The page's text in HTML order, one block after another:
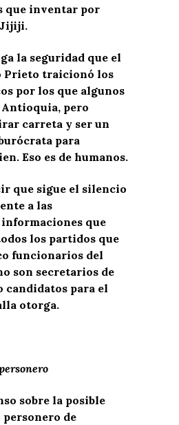
que inventar por
la seguridad que el
Prieto traicionó los
por los que algunos
pero
carreta y ser un
para
Eso es de humanos.
que sigue el silencio
a las
que
los partidos que
funcionarios del
son secretarios de
candidatos para el
otorga.
sobre la posible
de